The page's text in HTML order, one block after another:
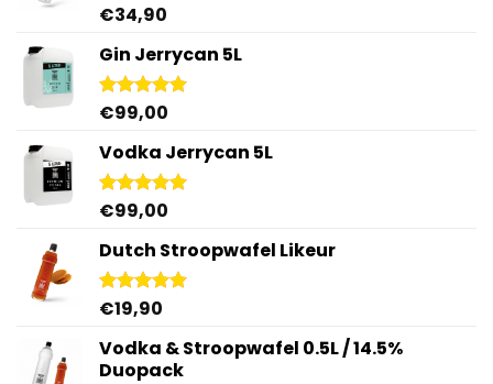
Gewaardeerd
€34,90
Gin Jerrycan 5L
Gewaardeerd
€99,00
Vodka Jerrycan 5L
Gewaardeerd
€99,00
Dutch Stroopwafel Likeur
Gewaardeerd
€19,90
Vodka & Stroopwafel 0.5L / 14.5%
Duopack